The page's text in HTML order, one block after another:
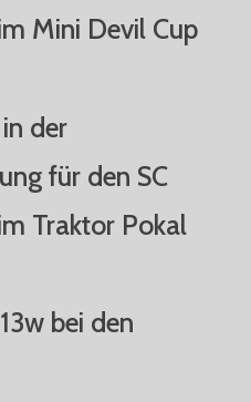
Mini Devil Cup
in der
für den SC
Traktor Pokal
bei den